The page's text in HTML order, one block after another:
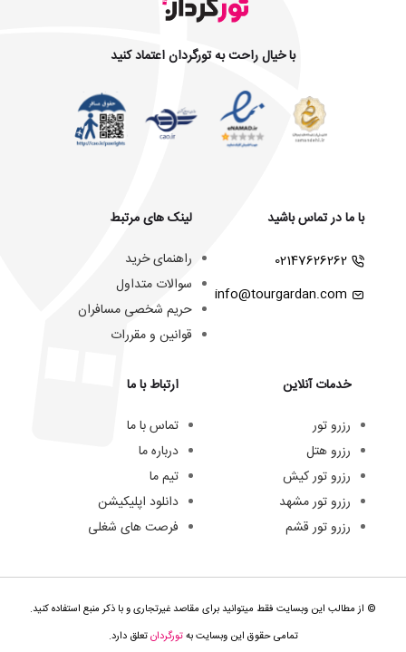
با خیال راحت به تورگردان اعتماد کنید
با ما در تماس باشید
02147626262
info@tourgardan.com
خدمات آنلاین
رزرو تور
رزرو هتل
رزرو تور کیش
رزرو تور مشهد
رزرو تور قشم
لینک های مرتبط
راهنمای خرید
سوالات متداول
حریم شخصی مسافران
قوانین و مقررات
ارتباط با ما
تماس با ما
درباره ما
تیم ما
دانلود اپلیکیشن
فرصت های شغلی
© از مطالب این وبسایت فقط میتوانید برای مقاصد غیرتجاری و با ذکر منبع استفاده کنید.
تمامی حقوق این وبسایت بهتورگردانتعلق دارد.